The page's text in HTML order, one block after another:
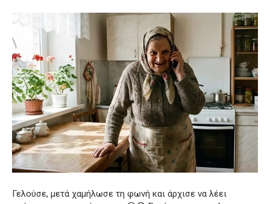
Γελούσε, μετά χαμήλωσε τη φωνή και άρχισε να λέει